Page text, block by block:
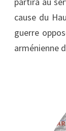
cause du
guerre
arménienne